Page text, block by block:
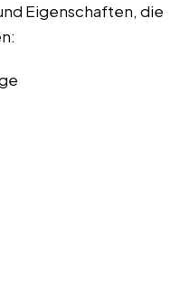
Eigenschaften, die